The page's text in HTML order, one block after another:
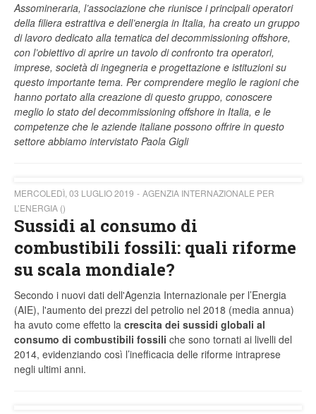
Assomineraria, l’associazione che riunisce i principali operatori
della filiera estrattiva e dell’energia in Italia, ha creato un gruppo
di lavoro dedicato alla tematica del decommissioning offshore,
con l’obiettivo di aprire un tavolo di confronto tra operatori,
imprese, società di ingegneria e progettazione e istituzioni su
questo importante tema. Per comprendere meglio le ragioni che
hanno portato alla creazione di questo gruppo, conoscere
meglio lo stato del decommissioning offshore in Italia, e le
competenze che le aziende italiane possono offrire in questo
settore abbiamo intervistato Paola Gigli
MERCOLEDÌ, 03 LUGLIO 2019
AGENZIA INTERNAZIONALE PER
L’ENERGIA ()
Sussidi al consumo di
combustibili fossili: quali riforme
su scala mondiale?
Secondo i nuovi dati dell'Agenzia Internazionale per l’Energia
(AIE), l'aumento dei prezzi del petrolio nel 2018 (media annua)
ha avuto come effetto la crescita dei sussidi globali al
consumo di combustibili fossili che sono tornati ai livelli del
2014, evidenziando così l’inefficacia delle riforme intraprese
negli ultimi anni.